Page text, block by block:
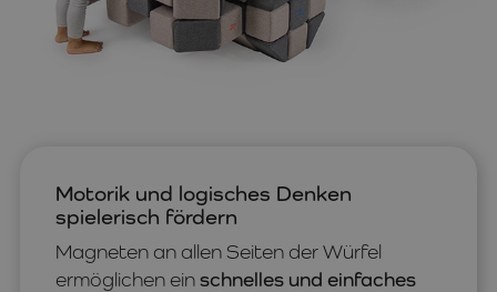
Motorik und logisches Denken
spielerisch fördern
Magneten an allen Seiten der Würfel
ermöglichen einschnelles und einfaches